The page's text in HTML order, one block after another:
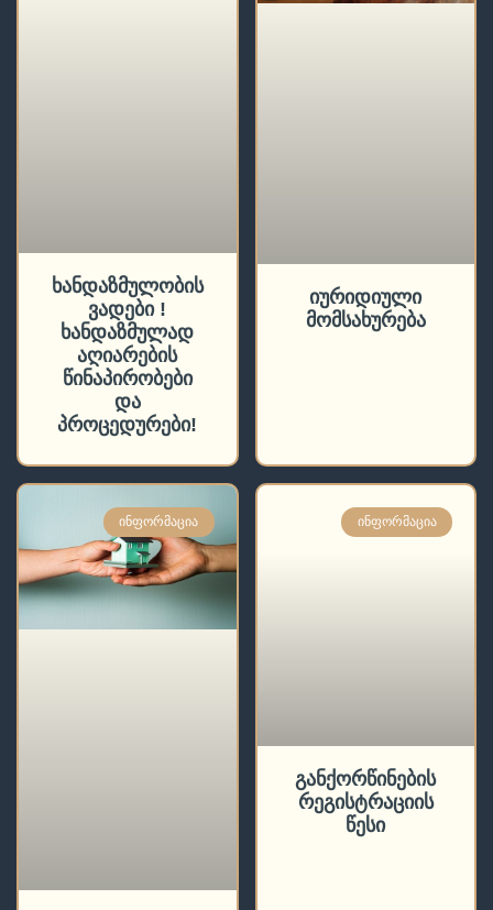
ხანდაზმულობის
ვადები !
ხანდაზმულად
აღიარების
წინაპირობები
და
პროცედურები!
იურიდიული
მომსახურება
ᲘᲜᲤᲝᲠᲛᲐᲪᲘᲐ ᲘᲜᲤᲝᲠᲛᲐᲪᲘᲐ
განქორწინების
რეგისტრაციის
წესი